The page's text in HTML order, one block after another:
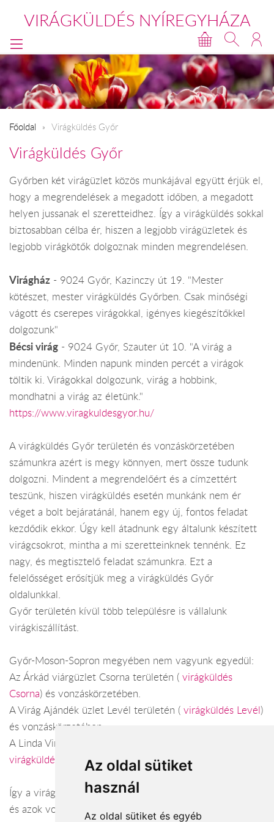
Az oldal sütiket
használ
Az oldal sütiket és egyéb
VIRÁGKÜLDÉS NYÍREGYHÁZA
Főoldal Virágküldés Győr
Virágküldés Győr
Győrben két virágüzlet közös munkájával együtt érjük el,
hogy a megrendelések a megadott időben, a megadott
helyen jussanak el szeretteidhez. Így a virágküldés sokkal
biztosabban célba ér, hiszen a legjobb virágüzletek és
legjobb virágkötők dolgoznak minden megrendelésen.
Virágház - 9024 Győr, Kazinczy út 19. "Mester
kötészet, mester virágküldés Győrben. Csak minőségi
vágott és cserepes virágokkal, igényes kiegészítőkkel
dolgozunk"
Bécsi virág - 9024 Győr, Szauter út 10. "A virág a
mindenünk. Minden napunk minden percét a virágok
töltik ki. Virágokkal dolgozunk, virág a hobbink,
mondhatni a virág az életünk."
https://www.viragkuldesgyor.hu/
A virágküldés Győr területén és vonzáskörzetében
számunkra azért is megy könnyen, mert össze tudunk
dolgozni. Mindent a megrendelőért és a címzettért
teszünk, hiszen virágküldés esetén munkánk nem ér
véget a bolt bejáratánál, hanem egy új, fontos feladat
kezdődik ekkor. Úgy kell átadnunk egy általunk készített
virágcsokrot, mintha a mi szeretteinknek tennénk. Ez
nagy, és megtisztelő feladat számunkra. Ezt a
felelősséget erősítjük meg a virágküldés Győr
oldalunkkal.
Győr területén kívül több településre is vállalunk
virágkiszállítást.
Győr-Moson-Sopron megyében nem vagyunk egyedül:
Az Árkád viárgüzlet Csorna területén ( virágküldés
Csorna) és vonzáskörzetében.
A Virág Ajándék üzlet Levél területén ( virágküldés Levél)
és vonzáskörzetében.
A Linda Virág Anádnék üzlet Sopron területén (
virágküldés Sopron ) és vonzáskörzetében.
Így a virágküldés Győr-Moson-Sopron megye városaiban
és azok vonzáskörzetében is gond nélkül megoldható.